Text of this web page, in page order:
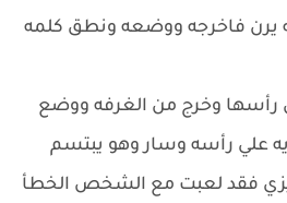
يرن فاخرجه ووضعه ونطق كلمه
رأسها وخرج من الغرفه ووضع
علي رأسه وسار وهو يبتسم
فقد لعبت مع الشخص الخطأ